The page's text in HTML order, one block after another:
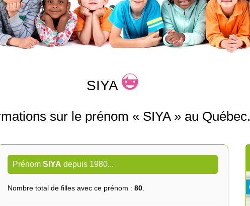
SIYA
sur le prénom « SIYA » au Québec.
Prénom SIYA depuis 1980...
Nombre total de filles avec ce prénom : 80